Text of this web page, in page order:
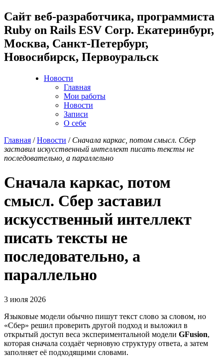
Cайт веб-разработчика, программиста
Ruby on Rails ESV Corp. Екатеринбург,
Москва, Санкт-Петербург,
Новосибирск, Первоуральск
Новости
Главная
Мои работы
Новости
Записи
О себе
Главная /Новости / Сначала каркас, потом смысл. Сбер
заставил искусственный интеллект писать тексты не
последовательно, а параллельно
Сначала каркас, потом
смысл. Сбер заставил
искусственный интеллект
писать тексты не
последовательно, а
параллельно
3 июля 2026
Языковые модели обычно пишут текст слово за словом, но
«Сбер» решил проверить другой подход и выложил в
открытый доступ веса экспериментальной модели GFusion,
которая сначала создаёт черновую структуру ответа, а затем
заполняет её подходящими словами.